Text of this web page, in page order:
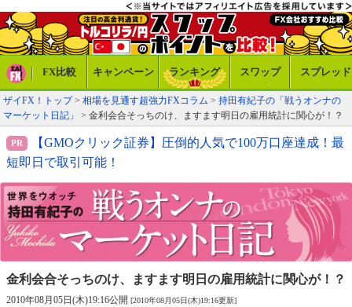
FX比較 キャンペーン ランキング スワップ スプレッド
ザイFX！トップ> 相場を見通す超強力FXコラム > 持田有紀子の「戦うオンナの
マーケット日記」
> 金利会合そっちのけ、ますます明日の雇用統計に関心が！？
【GMOクリック証券】圧倒的人気で100万口座達成！最
短即日で取引可能！
金利会合そっちのけ、 ますます明日の雇用統計に関心が！？
2010年08月05日(木)19:16公開 [2010年08月05日(木)19:16更新]